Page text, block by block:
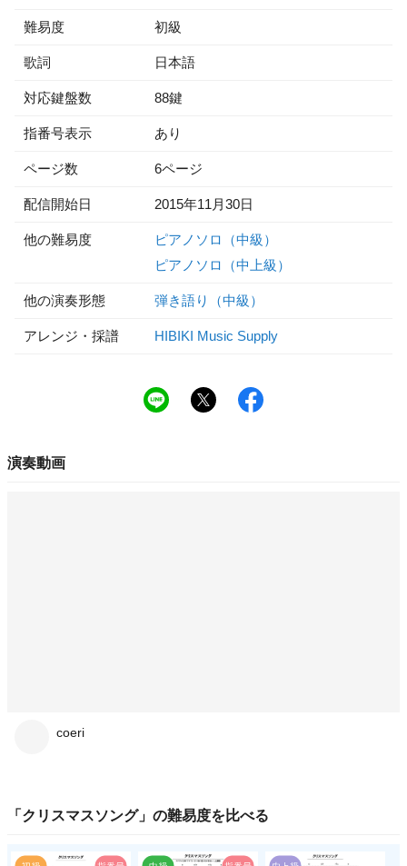
難易度 初級
歌詞 日本語
対応鍵盤数 88鍵
指番号表示 あり
ページ数 6ページ
配信開始日 2015年11月30日
他の難易度
ピアノソロ（中級）
ピアノソロ（中上級）
他の演奏形態 弾き語り（中級）
アレンジ・採譜 HIBIKI Music Supply
演奏動画
coeri
「 クリスマスソング」の難易度を比べる